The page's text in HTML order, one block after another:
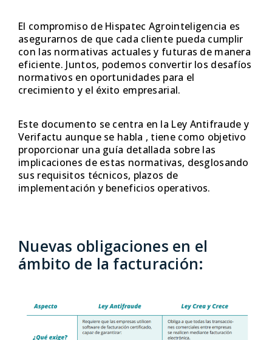
El compromiso de Hispatec Agrointeligencia es
asegurarnos de que cada cliente pueda cumplir
con las normativas actuales y futuras de manera
eficiente. Juntos, podemos convertir los desafíos
normativos en oportunidades para el
crecimiento y el éxito empresarial.
Este documento se centra en la Ley Antifraude y
Verifactu aunque se habla , tiene como objetivo
proporcionar una guía detallada sobre las
implicaciones de estas normativas, desglosando
sus requisitos técnicos, plazos de
implementación y beneficios operativos.
Nuevas obligaciones en el
ámbito de la facturación: